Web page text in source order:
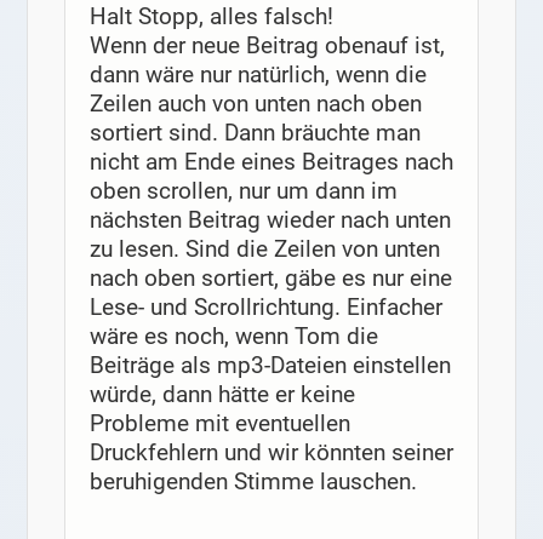
Halt Stopp, alles falsch!
Wenn der neue Beitrag obenauf ist,
dann wäre nur natürlich, wenn die
Zeilen auch von unten nach oben
sortiert sind. Dann bräuchte man
nicht am Ende eines Beitrages nach
oben scrollen, nur um dann im
nächsten Beitrag wieder nach unten
zu lesen. Sind die Zeilen von unten
nach oben sortiert, gäbe es nur eine
Lese- und Scrollrichtung. Einfacher
wäre es noch, wenn Tom die
Beiträge als mp3-Dateien einstellen
würde, dann hätte er keine
Probleme mit eventuellen
Druckfehlern und wir könnten seiner
beruhigenden Stimme lauschen.